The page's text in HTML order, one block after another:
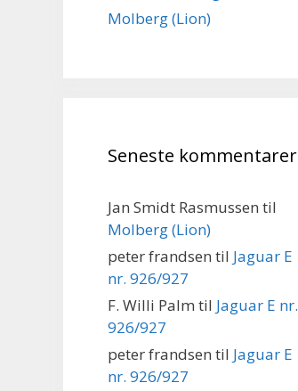
Molberg (Lion)
Seneste kommentarer
Jan Smidt Rasmussen til
Molberg (Lion)
peter frandsen til Jaguar E
nr. 926/927
F. Willi Palm til Jaguar E nr.
926/927
peter frandsen til Jaguar E
nr. 926/927